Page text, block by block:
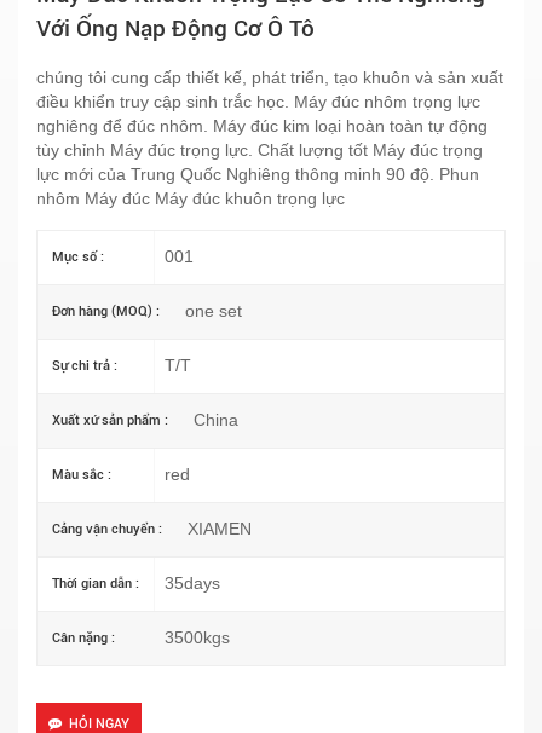
Với Ống Nạp Động Cơ Ô Tô
chúng tôi cung cấp thiết kế, phát triển, tạo khuôn và sản xuất
điều khiển truy cập sinh trắc học. Máy đúc nhôm trọng lực
nghiêng để đúc nhôm. Máy đúc kim loại hoàn toàn tự động
tùy chỉnh Máy đúc trọng lực. Chất lượng tốt Máy đúc trọng
lực mới của Trung Quốc Nghiêng thông minh 90 độ. Phun
nhôm Máy đúc Máy đúc khuôn trọng lực
Mục số : 001
Đơn hàng (MOQ) : one set
Sự chi trả : T/T
Xuất xứ sản phẩm : China
Màu sắc : red
Cảng vận chuyển : XIAMEN
Thời gian dẫn : 35days
Cân nặng : 3500kgs
HỎI NGAY